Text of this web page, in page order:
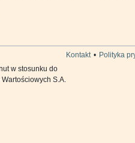
Kontakt • Polityka
w stosunku do
S.A.